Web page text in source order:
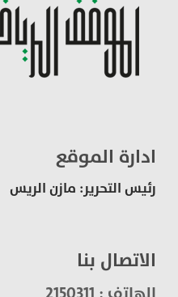
ادارة الموقع
رئيس التحرير: مازن الريس
الاتصال بنا